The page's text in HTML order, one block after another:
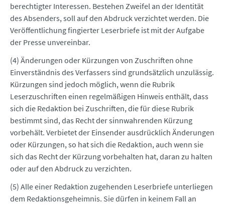
berechtigter Interessen. Bestehen Zweifel an der Identität
des Absenders, soll auf den Abdruck verzichtet werden. Die
Veröffentlichung fingierter Leserbriefe ist mit der Aufgabe
der Presse unvereinbar.
(4) Änderungen oder Kürzungen von Zuschriften ohne
Einverständnis des Verfassers sind grundsätzlich unzulässig.
Kürzungen sind jedoch möglich, wenn die Rubrik
Leserzuschriften einen regelmäßigen Hinweis enthält, dass
sich die Redaktion bei Zuschriften, die für diese Rubrik
bestimmt sind, das Recht der sinnwahrenden Kürzung
vorbehält. Verbietet der Einsender ausdrücklich Änderungen
oder Kürzungen, so hat sich die Redaktion, auch wenn sie
sich das Recht der Kürzung vorbehalten hat, daran zu halten
oder auf den Abdruck zu verzichten.
(5) Alle einer Redaktion zugehenden Leserbriefe unterliegen
dem Redaktionsgeheimnis. Sie dürfen in keinem Fall an